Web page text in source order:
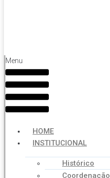
Menu
HOME
INSTITUCIONAL
Histórico
Coordenação